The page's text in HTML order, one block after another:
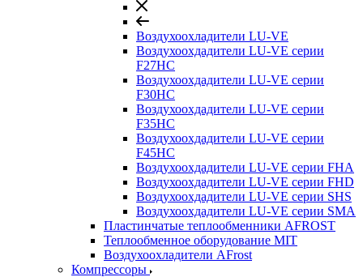
Воздухоохладители LU-VE
Воздухоохдадители LU-VE серии
F27HC
Воздухоохдадители LU-VE серии
F30HC
Воздухоохдадители LU-VE серии
F35HC
Воздухоохдадители LU-VE серии
F45HC
Воздухоохдадители LU-VE серии FHA
Воздухоохдадители LU-VE серии FHD
Воздухоохдадители LU-VE серии SHS
Воздухоохдадители LU-VE серии SMA
Пластинчатые теплообменники AFROST
Теплообменное оборудование MIT
Воздухоохладители AFrost
Компрессоры